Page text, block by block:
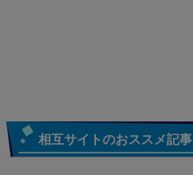
相互サイトのおススメ記事